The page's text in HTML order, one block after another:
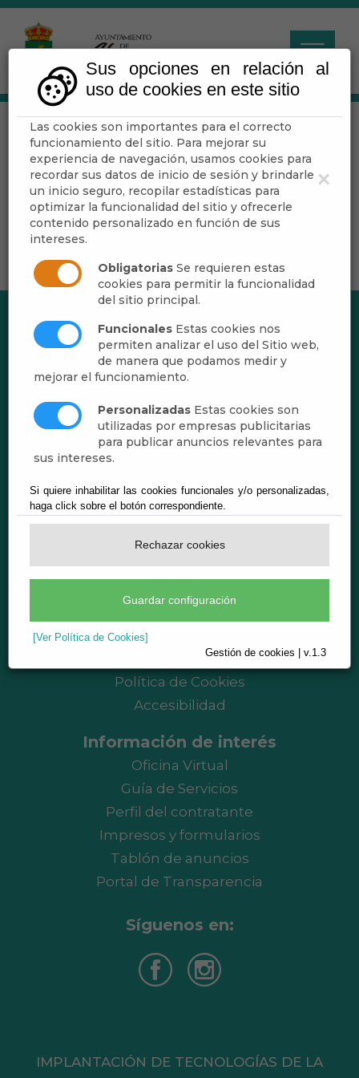
×
Sus opciones en relación al
uso de cookies en este sitio
Las cookies son importantes para el correcto
funcionamiento del sitio. Para mejorar su
experiencia de navegación, usamos cookies para
recordar sus datos de inicio de sesión y brindarle
un inicio seguro, recopilar estadísticas para
optimizar la funcionalidad del sitio y ofrecerle
contenido personalizado en función de sus
intereses.
Obligatorias Se requieren estas
cookies para permitir la funcionalidad
del sitio principal.
Funcionales Estas cookies nos
permiten analizar el uso del Sitio web,
de manera que podamos medir y
mejorar el funcionamiento.
Personalizadas Estas cookies son
utilizadas por empresas publicitarias
para publicar anuncios relevantes para
sus intereses.
Si quiere inhabilitar las cookies funcionales y/o personalizadas,
haga click sobre el botón correspondiente.
Rechazar cookies
Guardar configuración
[Ver Política de Cookies]
Gestión de cookies | v.1.3
Arte y Cultura
Escuchar
Ayuntamiento de Abrucena
CIF: P-0400200-B
Plaza de Andalucía, 1 - 04520 Abrucena
(Almería)
Aviso legal
Política de Privacidad
Política de Cookies
Accesibilidad
Información de interés
Oficina Virtual
Guía de Servicios
Perfil del contratante
Impresos y formularios
Tablón de anuncios
Portal de Transparencia
Síguenos en:
IMPLANTACIÓN DE TECNOLOGÍAS DE LA